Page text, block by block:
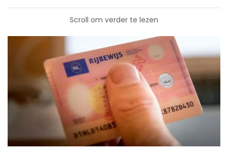
Scroll om verder te lezen